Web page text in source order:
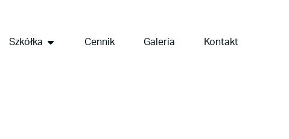
Szkółka Cennik Galeria Kontakt